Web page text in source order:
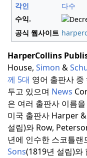
각인
다수
수익.
공식 웹사이트
HarperCollins
House, Simon &
께 5대 영어 출판사 중
두고 있으며 News
은 여러 출판사 이름
미국 출판사 Harper &
설립)와 Row,
년에 인수한 스코틀랜
Sons(1819년 설립)와